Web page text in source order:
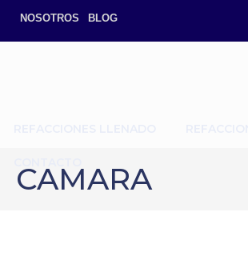
NOSOTROS BLOG
CAMARA